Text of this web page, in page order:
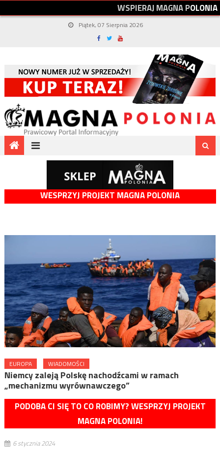
WSPIERAJMAGNAPOLONIA
Piątek, 07 Sierpnia 2026
WESPRZYJ PROJEKT MAGNA POLONIA
EUROPA WIADOMOŚCI
Niemcy zaleją Polskę nachodźcami w ramach
„mechanizmu wyrównawczego”
PODOBA CI SIĘ TO CO ROBIMY? WESPRZYJ PROJEKT
MAGNA POLONIA!
6 stycznia 2024